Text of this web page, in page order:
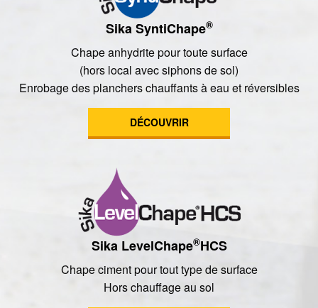
Sika SyntiChape®
Chape anhydrite pour toute surface
(hors local avec siphons de sol)
Enrobage des planchers chauffants à eau et réversibles
DÉCOUVRIR
Sika LevelChape®HCS
Chape ciment pour tout type de surface
Hors chauffage au sol